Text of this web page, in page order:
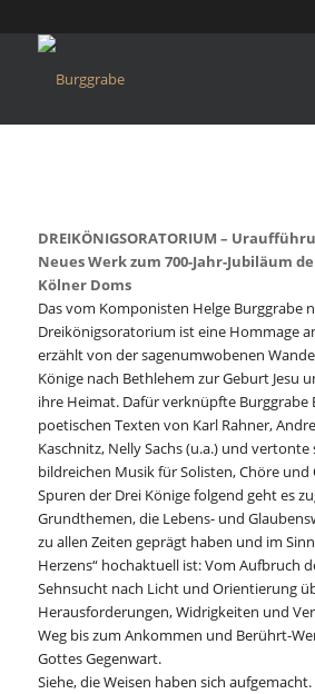
DREIKÖNIGSORATORIUM –
Neues Werk zum 700-Jahr-Jubiläum
Kölner Doms
Das vom Komponisten Helge Burggrabe
Dreikönigsoratorium ist eine Hommage
erzählt von der sagenumwobenen
Könige nach Bethlehem zur Geburt Jesu
ihre Heimat. Dafür verknüpfte Burggrabe
poetischen Texten von Karl Rahner,
Kaschnitz, Nelly Sachs (u.a.) und vertonte
bildreichen Musik für Solisten, Chöre und
Spuren der Drei Könige folgend geht es
Grundthemen, die Lebens- und
zu allen Zeiten geprägt haben und im
Herzens“ hochaktuell ist: Vom Aufbruch
Sehnsucht nach Licht und Orientierung
Herausforderungen, Widrigkeiten und
Weg bis zum Ankommen und Berührt-
Gottes Gegenwart.
Siehe, die Weisen haben sich